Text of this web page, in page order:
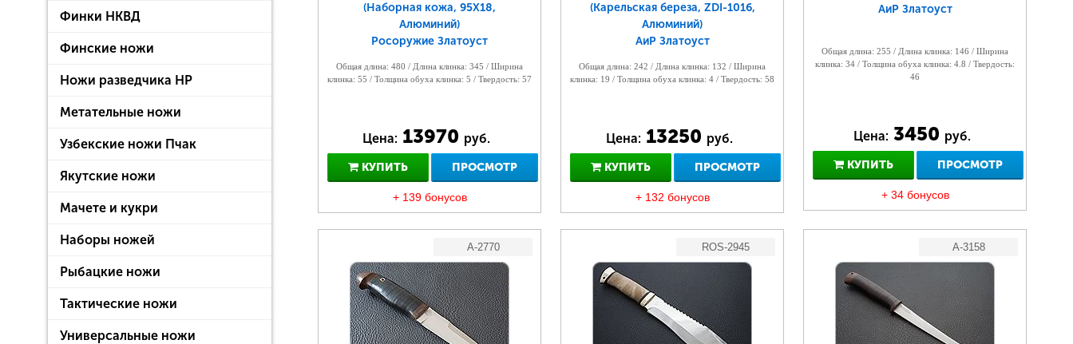
Финки НКВД
Финские ножи
Ножи разведчика НР
Метательные ножи
Узбекские ножи Пчак
Якутские ножи
Мачете и кукри
Наборы ножей
Рыбацкие ножи
Тактические ножи
Универсальные ножи
(Наборная кожа, 95Х18,
Алюминий)
Росоружие Златоуст
Общая длина: 480 / Длина клинка: 345 / Ширина
клинка: 55 / Толщина обуха клинка: 5 / Твердость: 57
Цена: 13970 руб.
КУПИТЬ ПРОСМОТР
+ 139 бонусов
(Карельская береза, ZDI-1016,
Алюминий)
АиР Златоуст
Общая длина: 242 / Длина клинка: 132 / Ширина
клинка: 19 / Толщина обуха клинка: 4 / Твердость: 58
Цена: 13250 руб.
КУПИТЬ ПРОСМОТР
+ 132 бонусов
АиР Златоуст
Общая длина: 255 / Длина клинка: 146 / Ширина
клинка: 34 / Толщина обуха клинка: 4.8 / Твердость:
46
Цена: 3450 руб.
КУПИТЬ ПРОСМОТР
+ 34 бонусов
A-2770 ROS-2945 A-3158